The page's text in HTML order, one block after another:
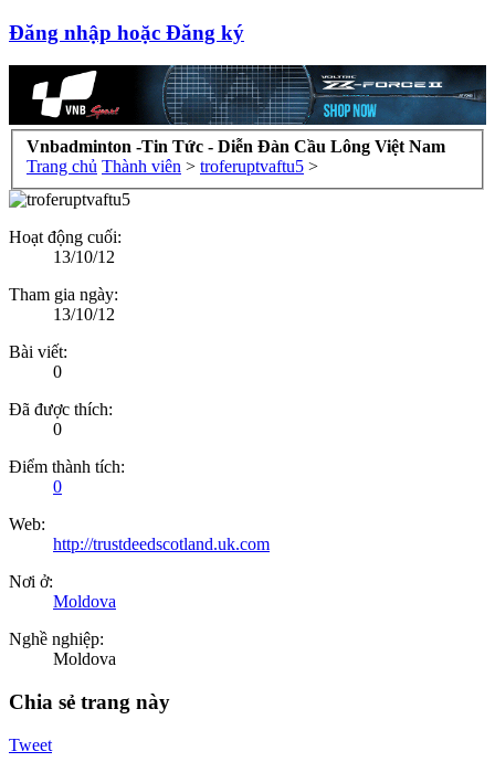
Đăng nhập hoặc Đăng ký
Vnbadminton -Tin Tức - Diễn Đàn Cầu Lông Việt Nam
Trang chủ Thành viên > troferuptvaftu5 >
Hoạt động cuối:
13/10/12
Tham gia ngày:
13/10/12
Bài viết:
0
Đã được thích:
0
Điểm thành tích:
0
Web:
http://trustdeedscotland.uk.com
Nơi ở:
Moldova
Nghề nghiệp:
Moldova
Chia sẻ trang này
Tweet